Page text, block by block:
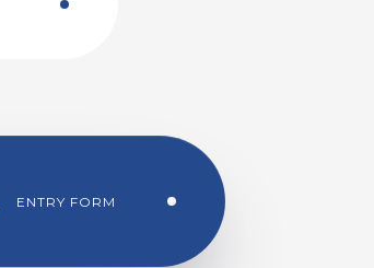
ENTRY FORM